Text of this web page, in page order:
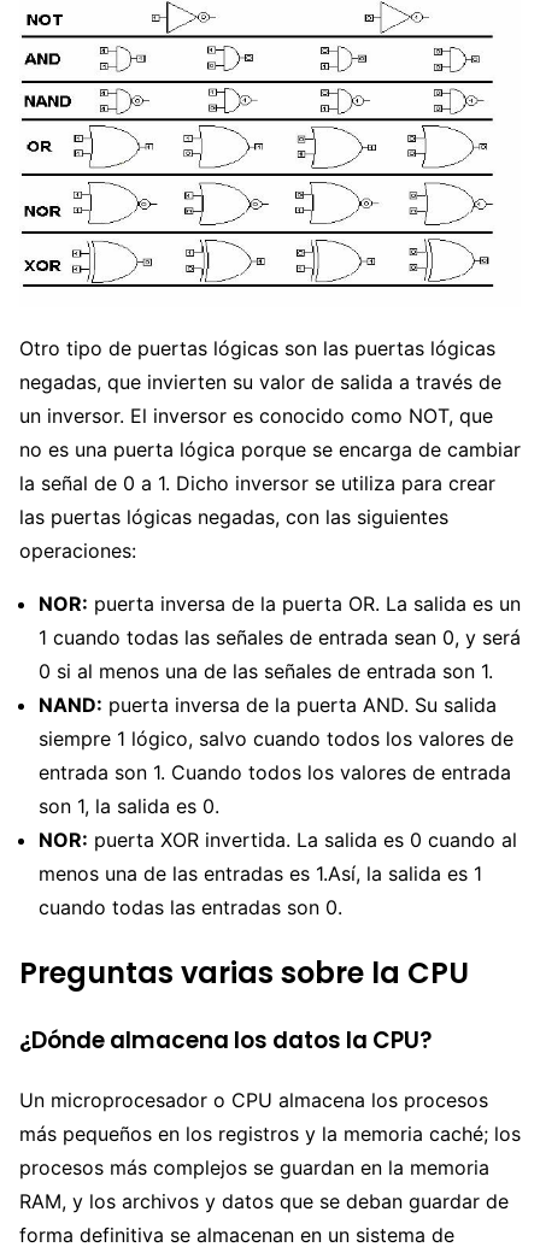
Otro tipo de puertas lógicas son las puertas lógicas
negadas, que invierten su valor de salida a través de
un inversor. El inversor es conocido como NOT, que
no es una puerta lógica porque se encarga de cambiar
la señal de 0 a 1. Dicho inversor se utiliza para crear
las puertas lógicas negadas, con las siguientes
operaciones:
NOR: puerta inversa de la puerta OR. La salida es un
1 cuando todas las señales de entrada sean 0, y será
0 si al menos una de las señales de entrada son 1.
NAND: puerta inversa de la puerta AND. Su salida
siempre 1 lógico, salvo cuando todos los valores de
entrada son 1. Cuando todos los valores de entrada
son 1, la salida es 0.
NOR: puerta XOR invertida. La salida es 0 cuando al
menos una de las entradas es 1.Así, la salida es 1
cuando todas las entradas son 0.
Preguntas varias sobre la CPU
¿Dónde almacena los datos la CPU?
Un microprocesador o CPU almacena los procesos
más pequeños en los registros y la memoria caché; los
procesos más complejos se guardan en la memoria
RAM, y los archivos y datos que se deban guardar de
forma definitiva se almacenan en un sistema de